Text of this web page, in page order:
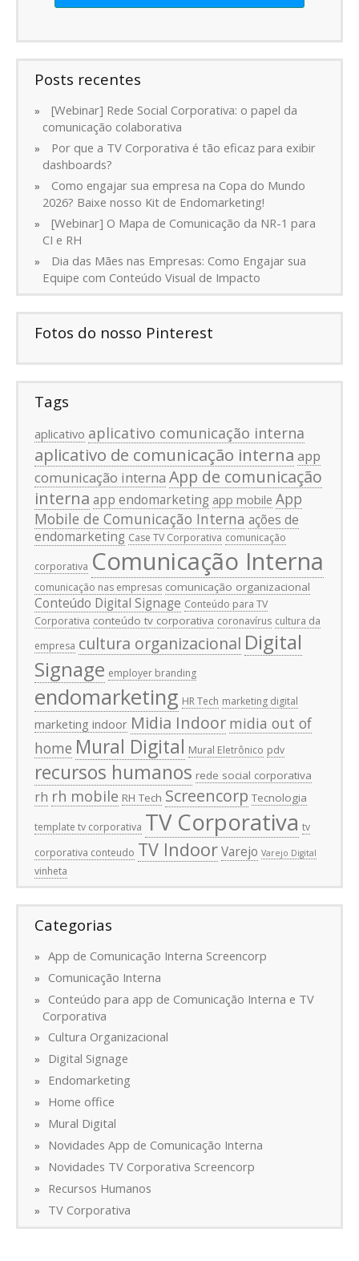
Posts recentes
[Webinar] Rede Social Corporativa: o papel da
comunicação colaborativa
Por que a TV Corporativa é tão eficaz para exibir
dashboards?
Como engajar sua empresa na Copa do Mundo
2026? Baixe nosso Kit de Endomarketing!
[Webinar] O Mapa de Comunicação da NR-1 para
CI e RH
Dia das Mães nas Empresas: Como Engajar sua
Equipe com Conteúdo Visual de Impacto
Fotos do nosso Pinterest
Tags
aplicativo aplicativo comunicação interna
aplicativo de comunicação interna app
comunicação interna App de comunicação
interna app endomarketing app mobile App
Mobile de Comunicação Interna ações de
endomarketing Case TV Corporativa comunicação
corporativa Comunicação Interna
comunicação nas empresas comunicação organizacional
Conteúdo Digital Signage Conteúdo para TV
Corporativa conteúdo tv corporativa coronavírus cultura da
empresa cultura organizacional Digital
Signage employer branding
endomarketing HR Tech marketing digital
marketing indoor Midia Indoor midia out of
home Mural Digital Mural Eletrônico pdv
recursos humanos rede social corporativa
rh rh mobile RH Tech Screencorp Tecnologia
template tv corporativa TV Corporativa tv
corporativa conteudo TV IndoorVarejo Varejo Digital
vinheta
Categorias
App de Comunicação Interna Screencorp
Comunicação Interna
Conteúdo para app de Comunicação Interna e TV
Corporativa
Cultura Organizacional
Digital Signage
Endomarketing
Home office
Mural Digital
Novidades App de Comunicação Interna
Novidades TV Corporativa Screencorp
Recursos Humanos
TV Corporativa